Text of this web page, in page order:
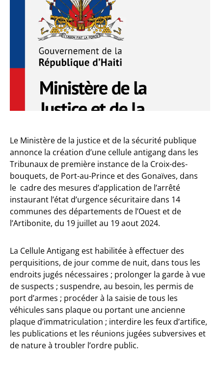
Le Ministère de la justice et de la sécurité publique
annonce la création d’une cellule antigang dans les
Tribunaux de première instance de la Croix-des-
bouquets, de Port-au-Prince et des Gonaïves, dans
le cadre des mesures d’application de l’arrêté
instaurant l’état d’urgence sécuritaire dans 14
communes des départements de l’Ouest et de
l’Artibonite, du 19 juillet au 19 aout 2024.
La Cellule Antigang est habilitée à effectuer des
perquisitions, de jour comme de nuit, dans tous les
endroits jugés nécessaires ; prolonger la garde à vue
de suspects ; suspendre, au besoin, les permis de
port d’armes ; procéder à la saisie de tous les
véhicules sans plaque ou portant une ancienne
plaque d’immatriculation ; interdire les feux d’artifice,
les publications et les réunions jugées subversives et
de nature à troubler l’ordre public.